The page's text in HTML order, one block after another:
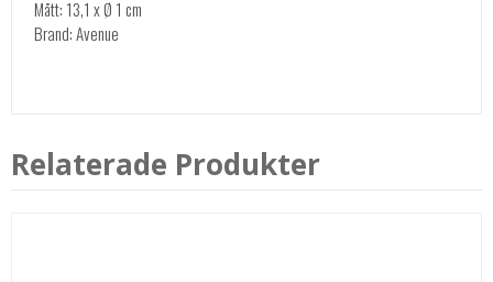
Mått: 13,1 x Ø 1 cm
Brand: Avenue
Relaterade Produkter